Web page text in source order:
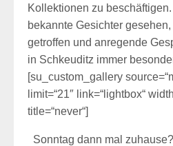
Kollektionen zu
bekannte Gesichter
getroffen und anregende
in Schkeuditz immer
[su_custom_gallery
limit=“21″ link=“lightbox“
title=“never“]
Sonntag dann mal